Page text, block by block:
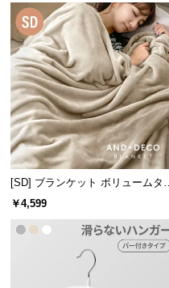
ら
ブ
ロ
グ
企
業
[SD] ブランケット ボリュームタイ
プ
￥4,599